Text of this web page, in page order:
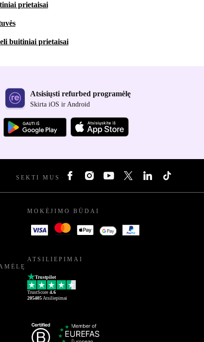
prietaisai
buitiniai prietaisai
Atsisiųsti refurbed programėlę
Skirta iOS ir Android
SEKTI MUS
MOKĖJIMO BŪDAI
ATSILIEPIMAI
Trustpilot
TrustScore 4.6
205405 Atsiliepimai